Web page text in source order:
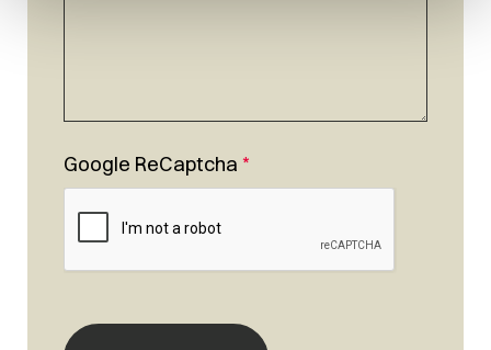
Google ReCaptcha *